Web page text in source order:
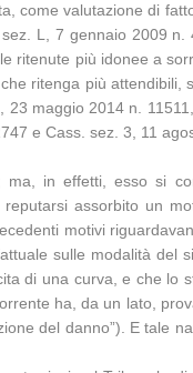
come valutazione di
L, 7 gennaio 2009 n.
ritenute più idonee a
ritenga più attendibili,
maggio 2014 n.
e Cass. sez. 3, 11
ma, in effetti, esso si
assorbito un
motivi
sulle modalità del
di una curva, e che lo
ha, da un lato,
del danno”). E tale